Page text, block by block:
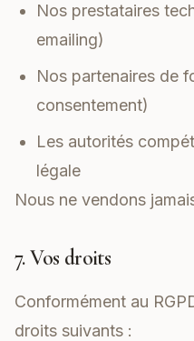
Nos prestataires
emailing)
Nos partenaires de
consentement)
Les autorités
légale
Nous ne vendons
7. Vos droits
Conformément au
droits suivants :